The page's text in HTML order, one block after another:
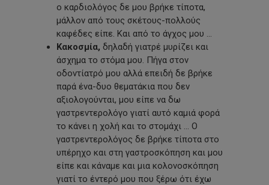
ο καρδιολόγος δε μου βρήκε τίποτα,
μάλλον από τους σκέτους-πολλούς
καφέδες είπε. Και από το άγχος μου …
Κακοσμία, δηλαδή γιατρέ μυρίζει και
άσχημα το στόμα μου. Πήγα στον
οδοντίατρό μου αλλά επειδή δε βρήκε
παρά ένα-δυο θεματάκια που δεν
αξιολογούνται, μου είπε να δω
γαστρεντερολόγο γιατί αυτό καμιά φορά
το κάνει η χολή και το στομάχι … Ο
γαστρεντερολόγος δε βρήκε τίποτα στο
υπέρηχο και στη γαστροσκόπηση και μου
είπε και κάναμε και μια κολονοσκόπηση
γιατί το έντερό μου που ξέρω ότι έχω